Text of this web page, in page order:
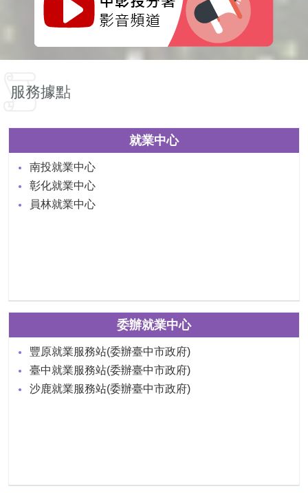
服務據點
就業中心
南投就業中心
彰化就業中心
員林就業中心
委辦就業中心
豐原就業服務站(委辦臺中市政府)
臺中就業服務站(委辦臺中市政府)
沙鹿就業服務站(委辦臺中市政府)